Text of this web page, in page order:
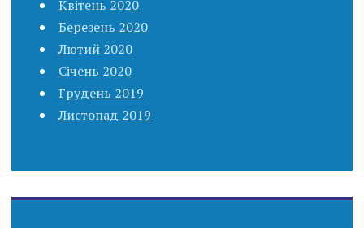
Квітень 2020
Березень 2020
Лютий 2020
Січень 2020
Грудень 2019
Листопад 2019